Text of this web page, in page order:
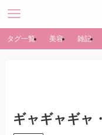
タグ一覧 美容 雑記
ギャギャギャ